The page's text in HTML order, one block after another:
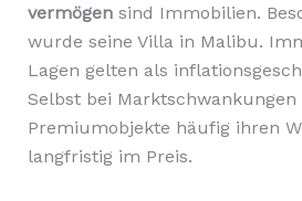
vermögensind Immobilien.
wurde seine Villa in Malibu.
Lagen gelten als
Selbst bei Marktschwankungen
Premiumobjekte häufig ihren
langfristig im Preis.